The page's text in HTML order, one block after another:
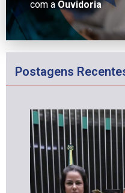
com aOuvidoria
Postagens